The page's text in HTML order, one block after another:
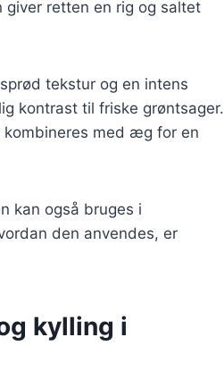
retten en rig og saltet
tekstur og en intens
kontrast til friske grøntsager.
kombineres med æg for en
kan også bruges i
den anvendes, er
kylling i